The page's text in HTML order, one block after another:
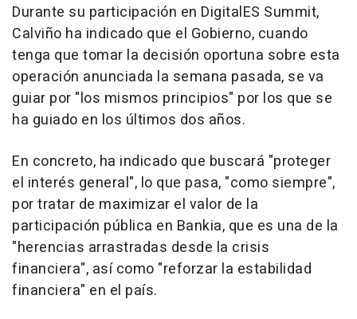
Durante su participación en DigitalES Summit,
Calviño ha indicado que el Gobierno, cuando
tenga que tomar la decisión oportuna sobre esta
operación anunciada la semana pasada, se va
guiar por "los mismos principios" por los que se
ha guiado en los últimos dos años.
En concreto, ha indicado que buscará "proteger
el interés general", lo que pasa, "como siempre",
por tratar de maximizar el valor de la
participación pública en Bankia, que es una de la
"herencias arrastradas desde la crisis
financiera", así como "reforzar la estabilidad
financiera" en el país.